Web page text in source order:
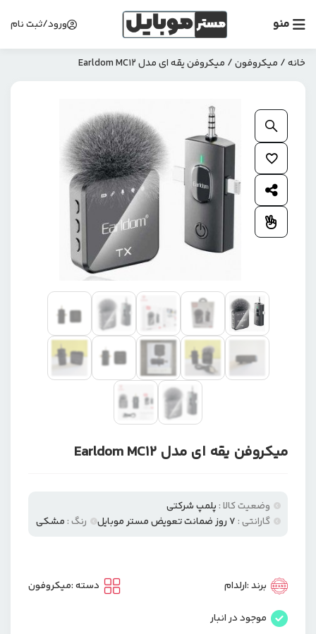
منو ورود/ثبت نام
خانه/ میکروفون/ میکروفن یقه ای مدل Earldom MC12
میکروفن یقه ای مدل Earldom MC12
وضعیت کالا : پلمپ شرکتی
گارانتی : ۷ روز ضمانت تعویض مستر موبایل رنگ : مشکی
برند :ارلدام
موجود در انبار
دسته :میکروفون
بزرگنمایی محصول
افزودن به علاقمندی ها
اشتراک گذاری محصول
افزودن به مقایسه